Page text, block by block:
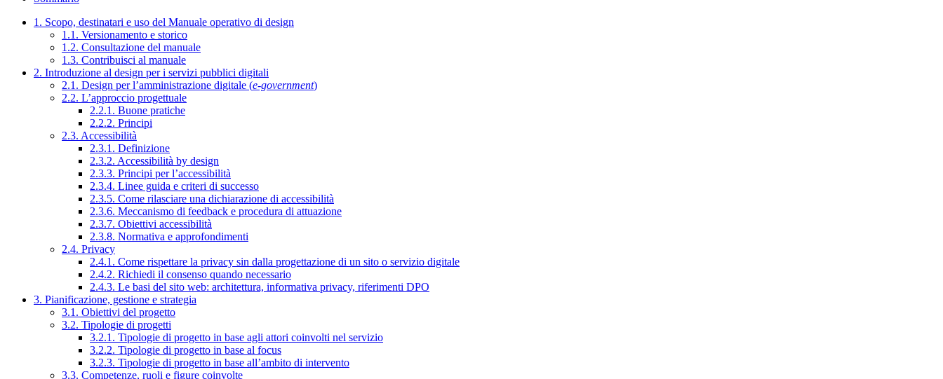
1. Scopo, destinatari e uso del Manuale operativo di design
1.1. Versionamento e storico
1.2. Consultazione del manuale
1.3. Contribuisci al manuale
2. Introduzione al design per i servizi pubblici digitali
2.1. Design per l’amministrazione digitale (e-government)
2.2. L’approccio progettuale
2.2.1. Buone pratiche
2.2.2. Principi
2.3. Accessibilità
2.3.1. Definizione
2.3.2. Accessibilità by design
2.3.3. Principi per l’accessibilità
2.3.4. Linee guida e criteri di successo
2.3.5. Come rilasciare una dichiarazione di accessibilità
2.3.6. Meccanismo di feedback e procedura di attuazione
2.3.7. Obiettivi accessibilità
2.3.8. Normativa e approfondimenti
2.4. Privacy
2.4.1. Come rispettare la privacy sin dalla progettazione di un sito o servizio digitale
2.4.2. Richiedi il consenso quando necessario
2.4.3. Le basi del sito web: architettura, informativa privacy, riferimenti DPO
3. Pianificazione, gestione e strategia
3.1. Obiettivi del progetto
3.2. Tipologie di progetti
3.2.1. Tipologie di progetto in base agli attori coinvolti nel servizio
3.2.2. Tipologie di progetto in base al focus
3.2.3. Tipologie di progetto in base all’ambito di intervento
3.3. Competenze, ruoli e figure coinvolte